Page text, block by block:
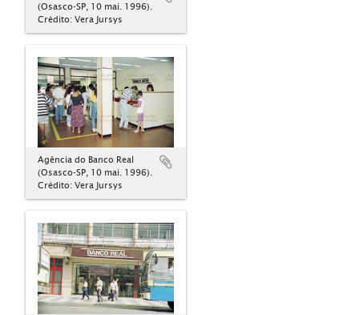
(Osasco-SP, 10 mai. 1996).
Crédito: Vera Jursys
Agência do Banco Real
(Osasco-SP, 10 mai. 1996).
Crédito: Vera Jursys